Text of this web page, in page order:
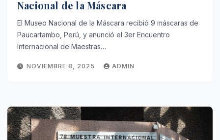
Nacional de la Máscara
El Museo Nacional de la Máscara recibió 9 máscaras de
Paucartambo, Perú, y anunció el 3er Encuentro
Internacional de Maestras…
NOVIEMBRE 8, 2025 ADMIN